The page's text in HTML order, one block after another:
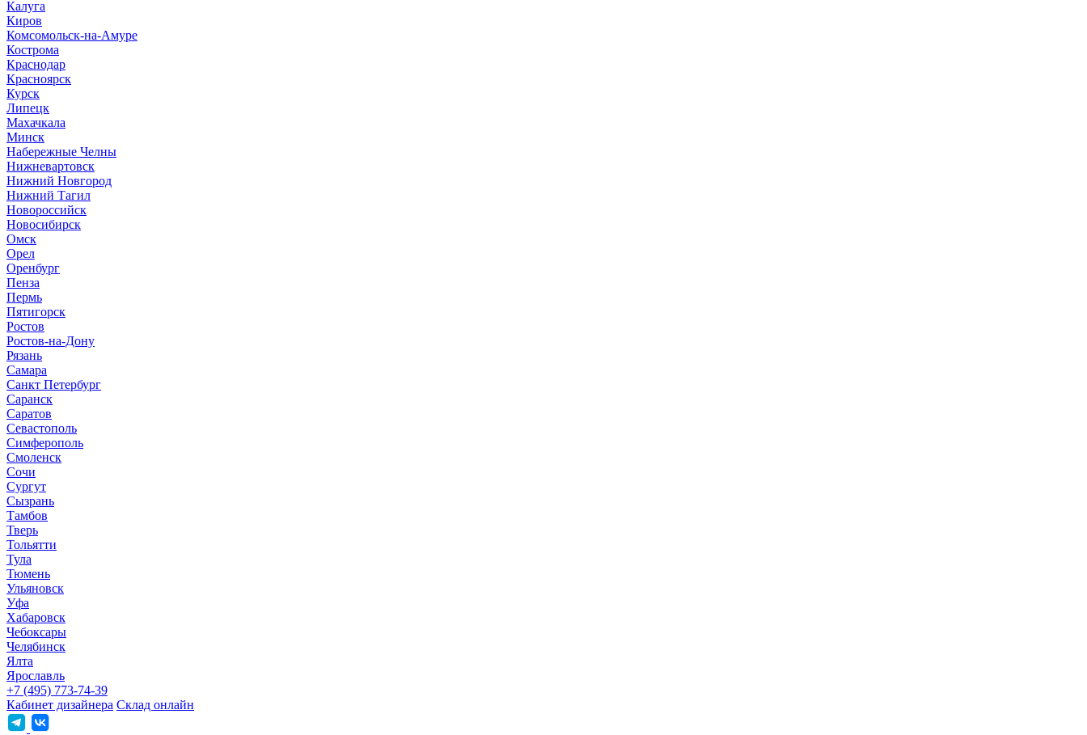
Калуга
Киров
Комсомольск-на-Амуре
Кострома
Краснодар
Красноярск
Курск
Липецк
Махачкала
Минск
Набережные Челны
Нижневартовск
Нижний Новгород
Нижний Тагил
Новороссийск
Новосибирск
Омск
Орел
Оренбург
Пенза
Пермь
Пятигорск
Ростов
Ростов-на-Дону
Рязань
Самара
Санкт Петербург
Саранск
Саратов
Севастополь
Симферополь
Смоленск
Сочи
Сургут
Сызрань
Тамбов
Тверь
Тольятти
Тула
Тюмень
Ульяновск
Уфа
Хабаровск
Чебоксары
Челябинск
Ялта
Ярославль
+7 (495) 773-74-39
Кабинет дизайнера Склад онлайн